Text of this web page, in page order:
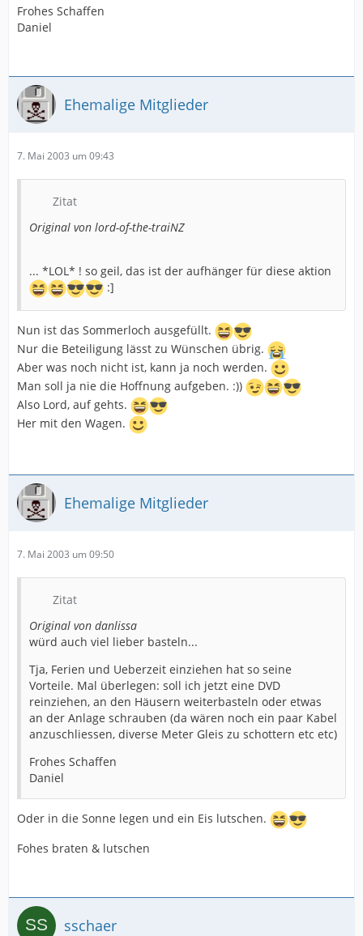
Frohes Schaffen
Daniel
Ehemalige Mitglieder
7. Mai 2003 um 09:43
Zitat
Original von lord-of-the-traiNZ
... *LOL* ! so geil, das ist der aufhänger für diese aktion
:]
Nun ist das Sommerloch ausgefüllt.
Nur die Beteiligung lässt zu Wünschen übrig.
Aber was noch nicht ist, kann ja noch werden.
Man soll ja nie die Hoffnung aufgeben. :))
Also Lord, auf gehts.
Her mit den Wagen.
Ehemalige Mitglieder
7. Mai 2003 um 09:50
Zitat
Original von danlissa
würd auch viel lieber basteln...
Tja, Ferien und Ueberzeit einziehen hat so seine
Vorteile. Mal überlegen: soll ich jetzt eine DVD
reinziehen, an den Häusern weiterbasteln oder etwas
an der Anlage schrauben (da wären noch ein paar Kabel
anzuschliessen, diverse Meter Gleis zu schottern etc etc)
Frohes Schaffen
Daniel
Oder in die Sonne legen und ein Eis lutschen.
Fohes braten & lutschen
sschaer